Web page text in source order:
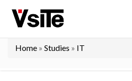
Home Studies IT